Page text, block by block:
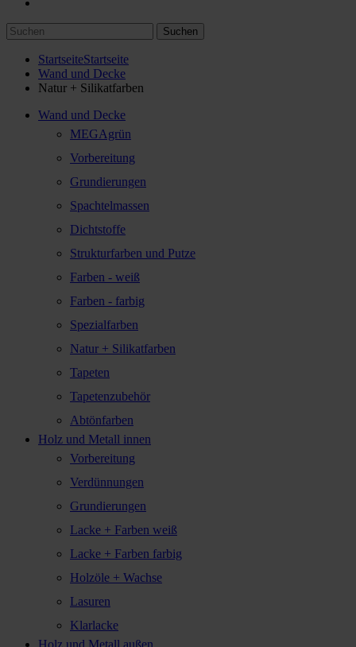
Suchen
StartseiteStartseite
Wand und Decke
Natur + Silikatfarben
Wand und Decke
MEGAgrün
Vorbereitung
Grundierungen
Spachtelmassen
Dichtstoffe
Strukturfarben und Putze
Farben - weiß
Farben - farbig
Spezialfarben
Natur + Silikatfarben
Tapeten
Tapetenzubehör
Abtönfarben
Holz und Metall innen
Vorbereitung
Verdünnungen
Grundierungen
Lacke + Farben weiß
Lacke + Farben farbig
Holzöle + Wachse
Lasuren
Klarlacke